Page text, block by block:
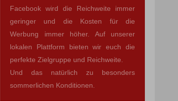
Facebook wird die Reichweite immer
geringer und die Kosten für die
Werbung immer höher. Auf unserer
lokalen Plattform bieten wir euch die
perfekte Zielgruppe und Reichweite.
Und das natürlich zu besonders
sommerlichen Konditionen.